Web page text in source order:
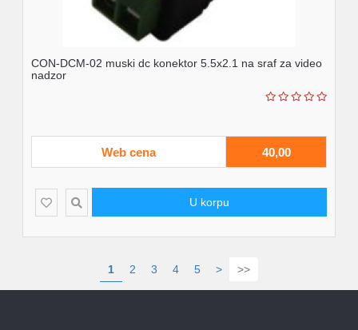
CON-DCM-02 muski dc konektor 5.5x2.1 na sraf za video
nadzor
Web cena 40,00
U korpu
1 2 3 4 5 > >>